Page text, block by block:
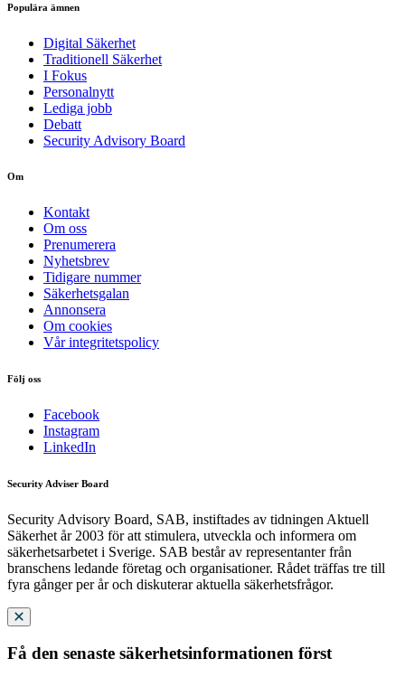
Populära ämnen
Digital Säkerhet
Traditionell Säkerhet
I Fokus
Personalnytt
Lediga jobb
Debatt
Security Advisory Board
Om
Kontakt
Om oss
Prenumerera
Nyhetsbrev
Tidigare nummer
Säkerhetsgalan
Annonsera
Om cookies
Vår integritetspolicy
Följ oss
Facebook
Instagram
LinkedIn
Security Adviser Board
Security Advisory Board, SAB, instiftades av tidningen Aktuell
Säkerhet år 2003 för att stimulera, utveckla och informera om
säkerhetsarbetet i Sverige. SAB består av representanter från
branschens ledande företag och organisationer. Rådet träffas tre till
fyra gånger per år och diskuterar aktuella säkerhetsfrågor.
Få den senaste säkerhetsinformationen först